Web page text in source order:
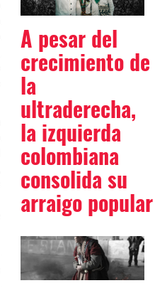
A pesar del
crecimiento de
la
ultraderecha,
la izquierda
colombiana
consolida su
arraigo popular